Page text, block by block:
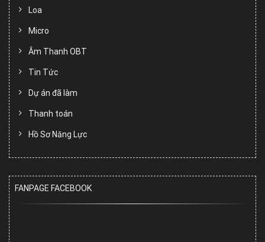
Loa
Micro
Âm Thanh OBT
Tin Tức
Dự án đã làm
Thanh toán
Hồ Sơ Năng Lực
FANPAGE FACEBOOK